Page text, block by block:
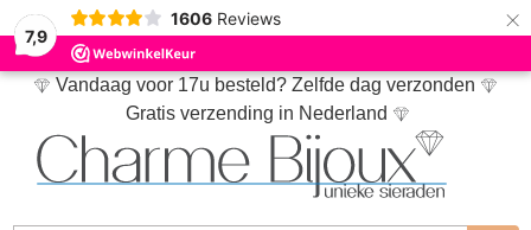
7,9
1606 Reviews ×
Vandaag voor 17u besteld? Zelfde dag verzonden
Gratis verzending in Nederland